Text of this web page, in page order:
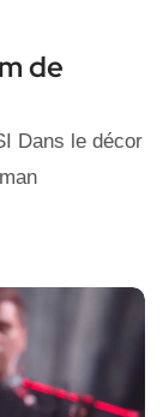
de
Dans le décor